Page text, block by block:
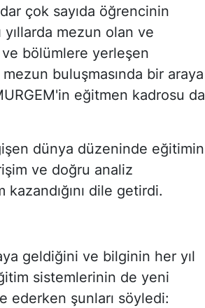
çok sayıda öğrencinin
yıllarda mezun olan ve
bölümlere yerleşen
buluşmasında bir araya
eğitmen kadrosu da
dünya düzeninde eğitimin
ve doğru analiz
dile getirdi.
geldiğini ve bilginin her yıl
sistemlerinin de yeni
ederken şunları söyledi: